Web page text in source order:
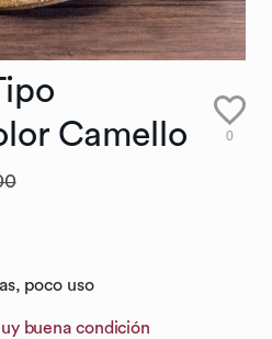
Camello 0
poco uso
buena condición